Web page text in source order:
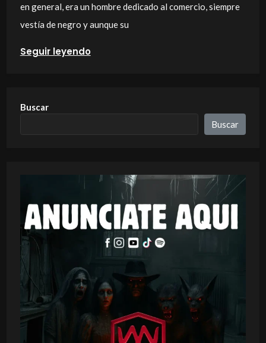
en general, era un hombre dedicado al comercio, siempre
vestía de negro y aunque su
Seguir leyendo
Buscar
Buscar